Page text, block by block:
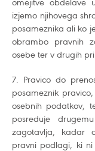
omejitve obdelave
izjemo njihovega
posameznika ali ko
obrambo pravnih
osebe ter v drugih
7. Pravico do
posameznik
osebnih podatkov,
posreduje
zagotavlja, kadar
pravni podlagi, ki